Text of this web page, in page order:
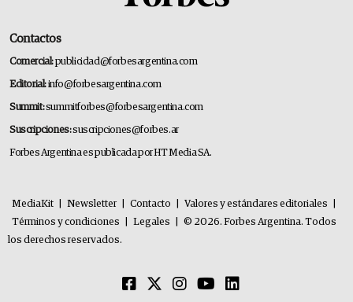
Contactos
Comercial:publicidad@forbesargentina.com
Editorial:info@forbesargentina.com
Summit:summitforbes@forbesargentina.com
Suscripciones:suscripciones@forbes.ar
Forbes Argentina es publicada por HT Media SA.
MediaKit Newsletter Contacto Valores y estándares editoriales
Términos y condiciones
Legales
© 2026. Forbes Argentina. Todos
los derechos reservados.